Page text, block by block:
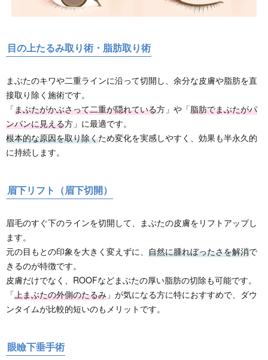
目の上たるみ取り術・脂肪取り術
まぶたのキワや二重ラインに沿って切開し、余分な皮膚や脂肪を直
接取り除く施術です。
「まぶたがかぶさって二重が隠れている方」や「脂肪でまぶたがパ
ンパンに見える方」に最適です。
根本的な原因を取り除くため変化を実感しやすく、効果も半永久的
に持続します。
眉下リフト（眉下切開）
眉毛のすぐ下のラインを切開して、まぶたの皮膚をリフトアップし
ます。
元の目もとの印象を大きく変えずに、 自然に腫れぼったさを解消で
きるのが特徴です。
皮膚だけでなく、ROOFなどまぶたの厚い脂肪の切除も可能です。
「上まぶたの外側のたるみ 」が気になる方に特におすすめで、ダウ
ンタイムが比較的短いのもメリットです。
眼瞼下垂手術